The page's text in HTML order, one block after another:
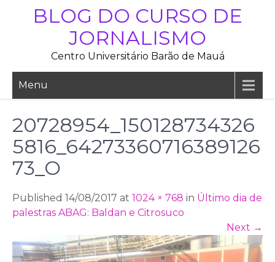
BLOG DO CURSO DE
JORNALISMO
Centro Universitário Barão de Mauá
Menu
20728954_150128734326
5816_64273360716389126
73_O
Published 14/08/2017 at 1024 × 768 in Último dia de
palestras ABAG: Baldan e Citrosuco
Next →